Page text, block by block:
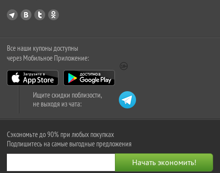
Все наши купоны доступны
через Мобильное Приложение:
Ищите скидки поблизости,
не выходя из чата:
Сэкономьте до 90% при любых покупках
Подпишитесь на самые выгодные предложения